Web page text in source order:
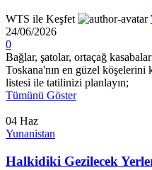
WTS ile Keşfet
24/06/2026
0
Bağlar, şatolar, ortaçağ
Toskana'nın en güzel
listesi ile tatilinizi planlayın;
Tümünü Göster
04 Haz
Yunanistan
Halkidiki Gezilecek